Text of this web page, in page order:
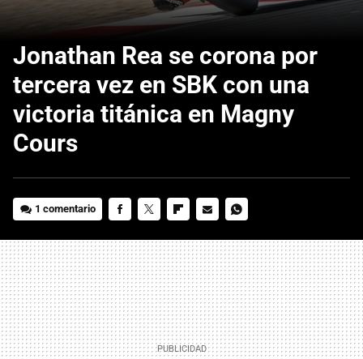
Jonathan Rea se corona por
tercera vez en SBK con una
victoria titánica en Magny
Cours
1 comentario
MAIL